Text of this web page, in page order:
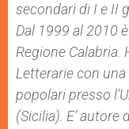
secondari di I e II
Dal 1999 al 2010
Regione Calabria.
Letterarie con
popolari presso
(Sicilia). E’ autore